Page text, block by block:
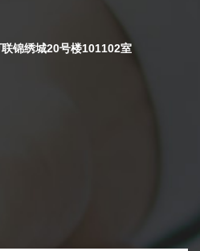
锦绣城20号楼101102室